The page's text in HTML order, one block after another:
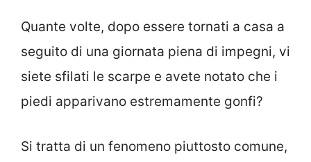
Quante volte, dopo essere tornati a casa a
seguito di una giornata piena di impegni, vi
siete sfilati le scarpe e avete notato che i
piedi apparivano estremamente gonfi?
Si tratta di un fenomeno piuttosto comune,